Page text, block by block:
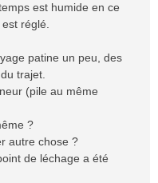
est humide en ce
réglé.
patine un peu, des
trajet.
(pile au même
?
autre chose ?
de léchage a été